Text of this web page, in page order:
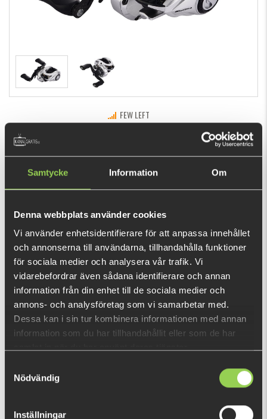
Samtycke Information Om
Denna webbplats använder cookies
Vi använder enhetsidentifierare för att anpassa innehållet
och annonserna till användarna, tillhandahålla funktioner
för sociala medier och analysera vår trafik. Vi
vidarebefordrar även sådana identifierare och annan
information från din enhet till de sociala medier och
annons- och analysföretag som vi samarbetar med.
Dessa kan i sin tur kombinera informationen med annan
information som du har tillhandahållit eller som de har
Nödvändig
Inställningar
FEW LEFT
(€345.94)
BUY
OK
This purchase will pay 7 198 fishcoins now!
INFORMATION
Introducing Abu Garcia’s lightest, most compact low profile
baitcast reel, the Abu Garcia® Zenon™ MG-LTX. Weighing in
at just 4.5 ounces, the Zenon® MG-LTX low profile reel
combines the new SLC spool concept with hybrid ceramic
bearings, resulting in the ultimate finesse reel that has
- 8 stainless steel HPCR™ bearings + 1 roller bearing
- One piece X-Mag™ alloy frame
FEW LEFT